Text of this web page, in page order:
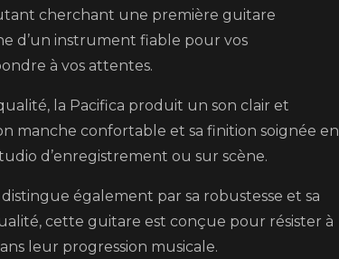
Découvrir
cherchant une première guitare
d’un instrument fiable pour vos
à vos attentes.
la Pacifica produit un son clair et
manche confortable et sa finition soignée en
d’enregistrement ou sur scène.
également par sa robustesse et sa
cette guitare est conçue pour résister à
leur progression musicale.